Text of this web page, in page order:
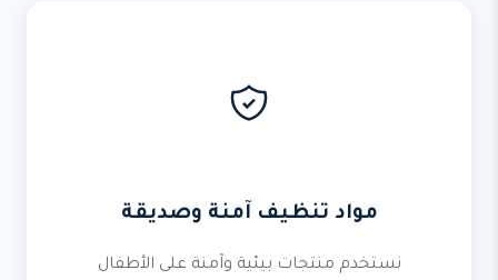
مواد تنظيف آمنة وصديقة
نستخدم منتجات بيئية وآمنة على الأطفال